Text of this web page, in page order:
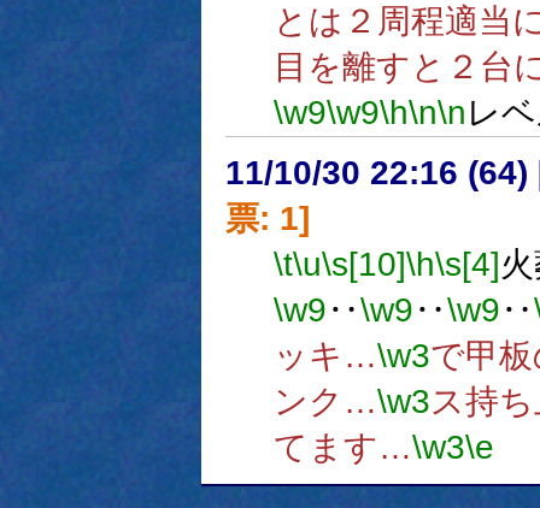
とは２周程適当
目を離すと２台
\w9\w9\h\n\nレ
11/10/30 22:16 (64)
票: 1]
\t\u\s[10]\h\s[4]
\w9‥\w9‥\w9‥
ッキ…\w3で甲
ンク…\w3ス持
てます…\w3\e